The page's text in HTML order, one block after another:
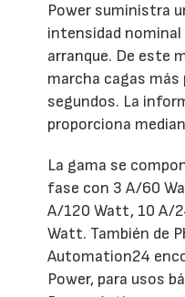
Power suministra
intensidad
arranque. De este
marcha cagas más
segundos. La
proporciona
La gama se
fase con 3 A/60
A/120 Watt, 10 A/
Watt. También de
Automation24
Power, para usos